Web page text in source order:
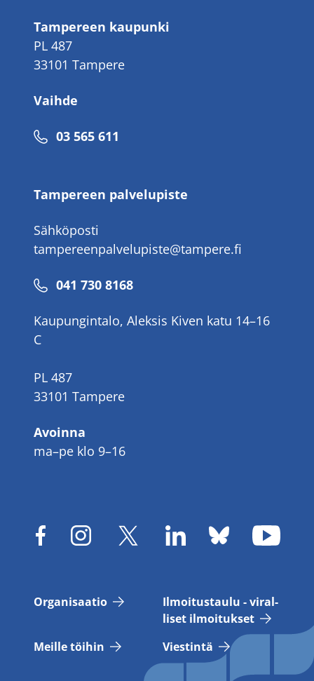
Tampereen kaupunki
PL 487
33101 Tampere
Vaihde
Puhelinnumero
03 565 611
Tampereen palvelupiste
Sähköposti
tampereenpalvelupiste@tampere.fi
Puhelinnumero
041 730 8168
Kaupungintalo, Aleksis Kiven katu 14–16
C
PL 487
33101 Tampere
Avoinna
ma–pe klo 9–16
Or­ga­ni­saa­tio
Il­moi­tus­tau­lu - vi­ral­
li­set il­moi­tuk­set
Meil­le töi­hin
Vies­tin­tä